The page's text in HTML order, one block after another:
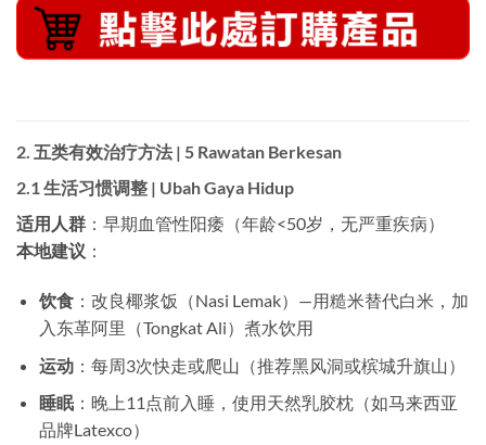
2. 五类有效治疗方法 | 5 Rawatan Berkesan
2.1 生活习惯调整 | Ubah Gaya Hidup
适用人群 ：早期血管性阳痿（年龄<50岁，无严重疾病）
本地建议 ：
饮食：改良椰浆饭（Nasi Lemak）—用糙米替代白米，加
入东革阿里（Tongkat Ali）煮水饮用
运动：每周3次快走或爬山（推荐黑风洞或槟城升旗山）
睡眠：晚上11点前入睡，使用天然乳胶枕（如马来西亚
品牌Latexco）